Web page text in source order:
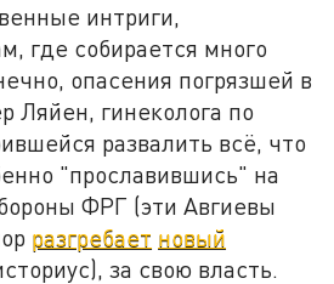
интриги,
где собирается много
опасения погрязшей в
Ляйен, гинеколога по
развалить всё, что
"прославившись" на
ФРГ (эти Авгиевы
разгребает новый
за свою власть.